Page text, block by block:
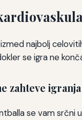
najbolj
se igra ne
zahteve
se vam srčni